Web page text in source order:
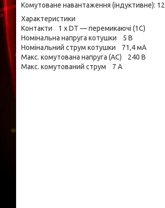
Комутоване навантаження (індуктивне):
Характеристики
Контакти 1 x DT — перемикаючі (1C)
Номінальна напруга котушки 5 В
Номінальний струм котушки 71,4 мА
Макс. комутована напруга (AC) 240 В
Макс. комутований струм 7 А